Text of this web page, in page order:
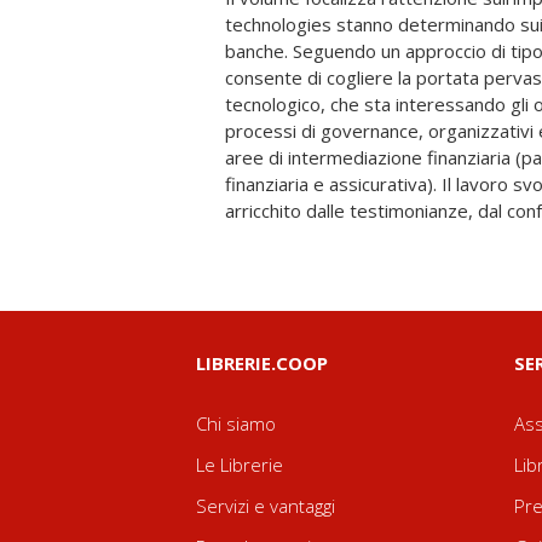
technologies stanno determinando
banche. Seguendo un approccio di
consente di cogliere la portata
tecnologico, che sta interessando gli
processi di governance, organizzativi
aree di intermediazione finanziaria
finanziaria e assicurativa). Il lavoro
arricchito dalle testimonianze, dal
delle tematiche trattate coerente con le
sul piano gestionale e operativo. A ciò si
diretti di alcuni importanti attori del
Sanpaolo, Gruppo Sella, Banca
Credimi, illimity e Supernovae
l'impegno e l'esperienza aziendale
transformation offrendo esempi,
LIBRERIE.COOP
Chi siamo
Le Librerie
Servizi e vantaggi